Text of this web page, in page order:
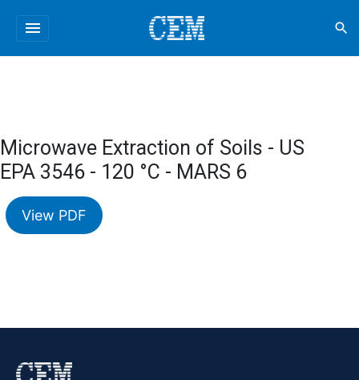
menu search
Microwave Extraction of Soils - US
EPA 3546 - 120 °C - MARS 6
View PDF